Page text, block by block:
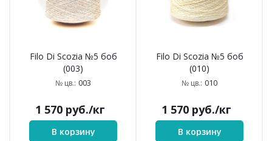
Filo Di Scozia №5 боб
(003)
№ цв.: 003
1 570 руб./кг
В корзину
Filo Di Scozia №5 боб
(010)
№ цв.: 010
1 570 руб./кг
В корзину